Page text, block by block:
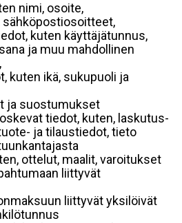
nimi, osoite,
sähköpostiosoitteet,
kuten käyttäjätunnus,
ja muu mahdollinen
kuten ikä, sukupuoli ja
ja suostumukset
tiedot, kuten, laskutus-
ja tilaustiedot, tieto
ottelut, maalit, varoitukset
liittyvät
liittyvät yksilöivät